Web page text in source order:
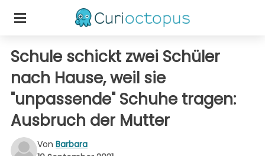
Schule schickt zwei Schüler
nach Hause, weil sie
"unpassende" Schuhe tragen:
Ausbruch der Mutter
Von Barbara